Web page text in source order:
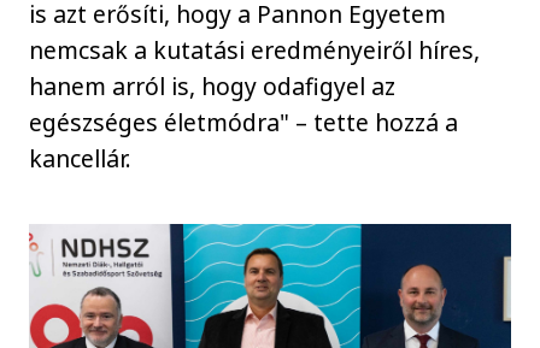
is azt erősíti, hogy a Pannon Egyetem
nemcsak a kutatási eredményeiről híres,
hanem arról is, hogy odafigyel az
egészséges életmódra" – tette hozzá a
kancellár.